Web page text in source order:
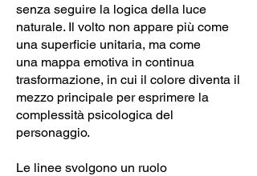
senza seguire la logica della luce
naturale. Il volto non appare più come
una superficie unitaria, ma come
una mappa emotiva in continua
trasformazione, in cui il colore diventa il
mezzo principale per esprimere la
complessità psicologica del
personaggio.
Le linee svolgono un ruolo